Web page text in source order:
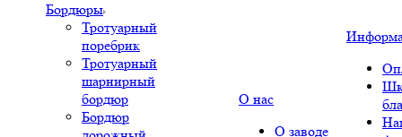
Бордюры
Тротуарный
поребрик
Тротуарный
шарнирный
бордюр
Бордюр
О нас
О заводе